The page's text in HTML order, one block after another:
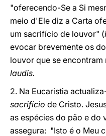
"oferecendo-Se a Si
meio d'Ele diz a Carta
um sacrifício de louvor" (
evocar brevemente os
louvor que se encontram
laudis.
2. Na Eucaristia
sacrifício de Cristo.
as espécies do pão e do
assegura: "Isto é o Meu